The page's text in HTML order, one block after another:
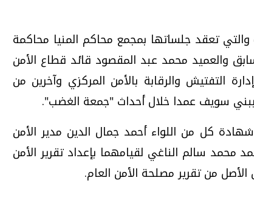
تعقد جلساتها بمجمع محاكم المنيا محاكمة
والعميد محمد عبد المقصود قائد قطاع الأمن
التفتيش والرقابة بالأمن المركزي وآخرين من
ببني سويف عمدا خلال أحداث "جمعة الغضب".
كل من اللواء أحمد جمال الدين مدير الأمن
محمد سالم الناغي لقيامهما بإعداد تقرير الأمن
دليلك للتنسيق الجامعي .. تساؤلات
وإجابات
السبت، 01 اغسطس 2026 10:25 ص
تقنيات واعدة